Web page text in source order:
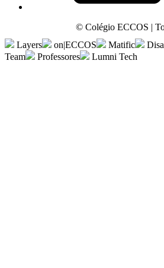
© Colégio ECCOS |
Layers
on|ECCOS Matific
Team
Professores Lumni Tech